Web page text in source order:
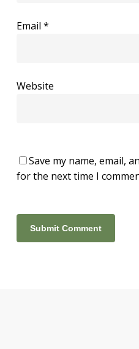
Email *
Website
Save my name, email,
for the next time I